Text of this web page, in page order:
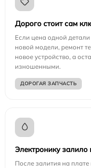
Дорого стоит сам
Если цена одной
новой модели, ремонт
новое устройство, а
изношенными.
ДОРОГАЯ ЗАПЧАСТЬ
Электронику залило
После залития на